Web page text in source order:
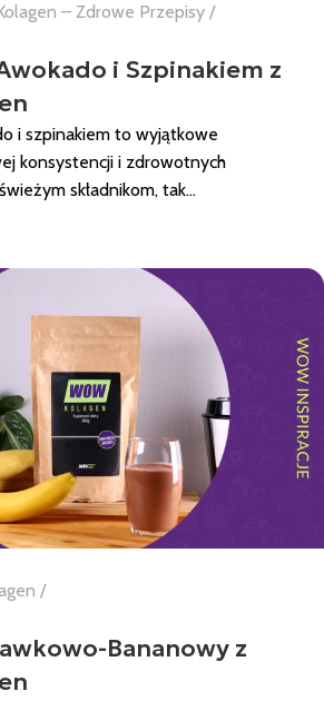
– Zdrowe Przepisy
i Szpinakiem z
i szpinakiem to wyjątkowe
konsystencji i zdrowotnych
składnikom, tak...
Bananowy z